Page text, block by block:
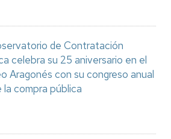
de Contratación
celebra su 25 aniversario en el
Aragonés con su congreso anual
la compra pública